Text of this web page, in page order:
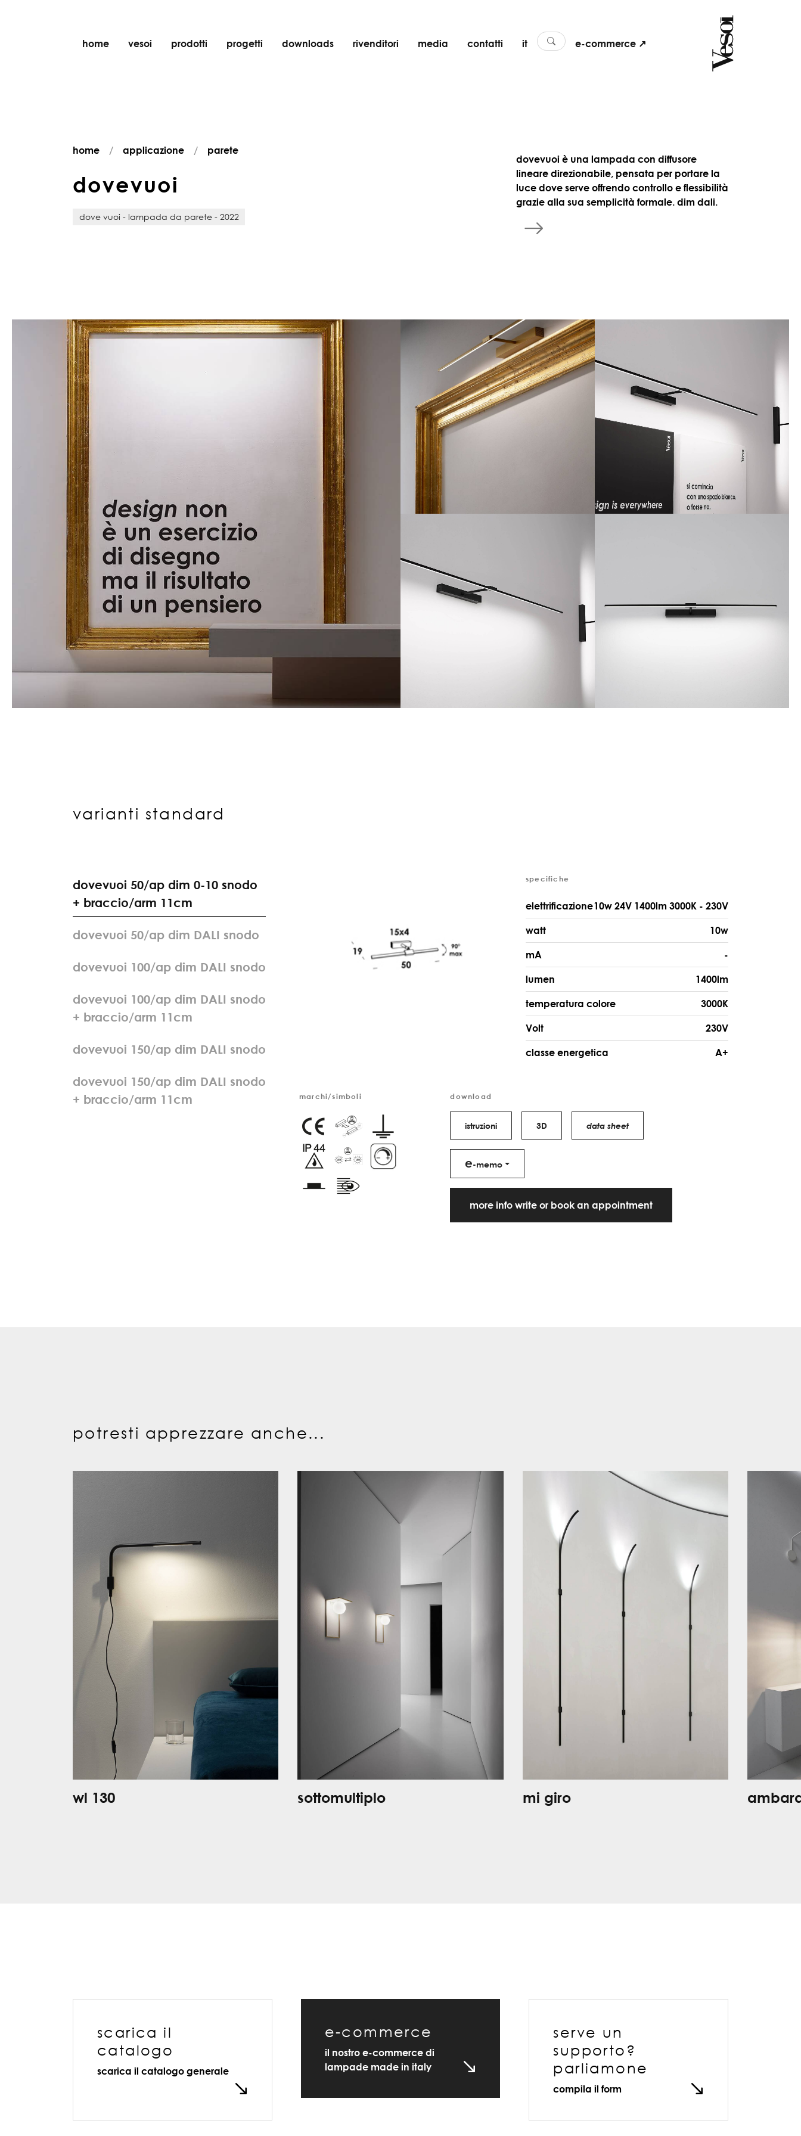
home vesoi prodotti
pavimento
progetti downloads rivenditori media contatti it e-commerce ↗
home applicazione parete
dovevuoi
dove vuoi - lampada da parete - 2022
dovevuoi è una lampada con diffusore
lineare direzionabile, pensata per portare la
luce dove serve offrendo controllo e flessibilità
grazie alla sua semplicità formale. dim dali.
varianti standard
dovevuoi 50/ap dim 0-10 snodo
+ braccio/arm 1 1cm
dovevuoi 50/ap dim DAL I snodo
dovevuoi 100/ap dim DAL I snodo
dovevuoi 100/ap dim DAL I snodo
+ braccio/arm 1 1cm
dovevuoi 150/ap dim DAL I snodo
dovevuoi 150/ap dim DAL I snodo
+ braccio/arm 1 1cm
specifiche
elettrificazione10w 24V 1400lm 3000K - 230V
watt 10w
mA -
lumen 1400lm
temperatura colore 3000K
Volt 230V
classe energetica A+
marchi/simboli download
istruzioni 3D data sheet
e-memo
more info write or book an appointment
potresti apprezzare anche...
wl 130 sottomultiplo mi giro
scarica il
catalogo
scarica il catalogo generale
e-commerce
il nostro e-commerce di
lampade made in italy
serve un
supporto?
parliamone
compila il form